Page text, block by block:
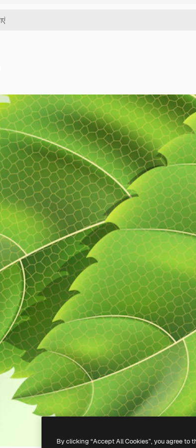
By clicking “Accept All Cookies”, you agree